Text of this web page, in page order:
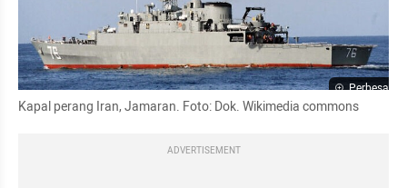
Perbesar
Kapal perang Iran, Jamaran. Foto: Dok. Wikimedia commons
ADVERTISEMENT